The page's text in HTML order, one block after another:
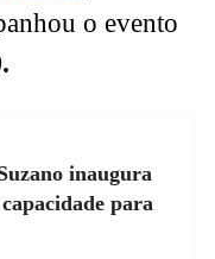
o evento
inaugura
para